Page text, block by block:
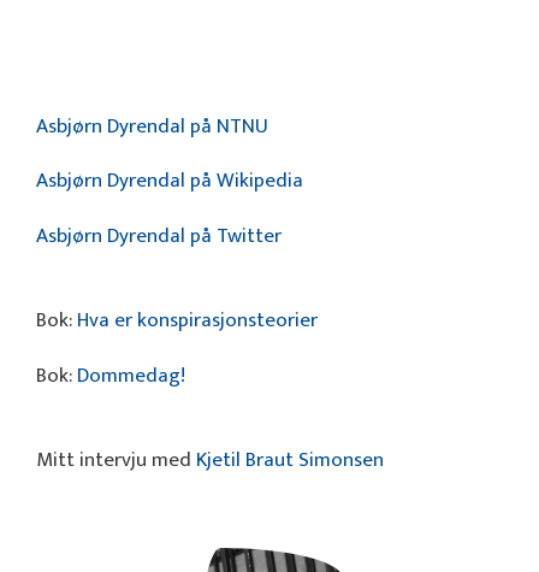
Asbjørn Dyrendal på NTNU
Asbjørn Dyrendal på Wikipedia
Asbjørn Dyrendal på Twitter
Bok:Hva er konspirasjonsteorier
Bok:Dommedag!
Mitt intervju med Kjetil Braut Simonsen